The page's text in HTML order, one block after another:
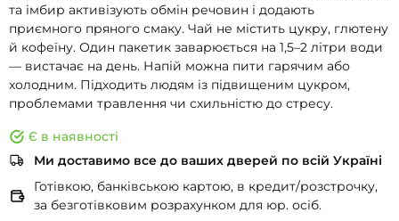
та імбир активізують обмін речовин і додають
приємного пряного смаку. Чай не містить цукру, глютену
й кофеїну. Один пакетик заварюється на 1,5–2 літри води
— вистачає на день. Напій можна пити гарячим або
холодним. Підходить людям із підвищеним цукром,
проблемами травлення чи схильністю до стресу.
Є в наявності
Ми доставимо все до ваших дверей по всій Україні
Готівкою, банківською картою, в кредит/розстрочку,
за безготівковим розрахунком для юр. осіб.